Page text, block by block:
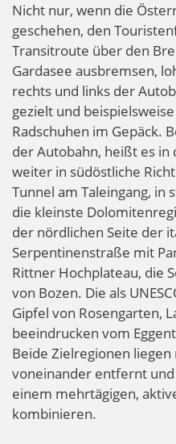
Nicht nur, wenn die
geschehen, den
Transitroute über den
Gardasee ausbremsen,
rechts und links der
gezielt und
Radschuhen im Gepäck.
der Autobahn, heißt es in
weiter in südöstliche
Tunnel am Taleingang,
die kleinste
der nördlichen Seite der
Serpentinenstraße mit
Rittner Hochplateau, die
von Bozen. Die als
Gipfel von Rosengarten,
beeindrucken vom
Beide Zielregionen
voneinander entfernt und
einem mehrtägigen,
kombinieren.